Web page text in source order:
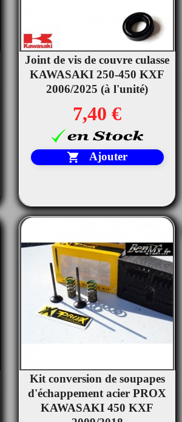
Joint de vis de couvre culasse
KAWASAKI 250-450 KXF
2006/2025 (à l'unité)
7,40 €
 Ajouter
Aperçu rapide
Kit conversion de soupapes
d'échappement acier PROX
KAWASAKI 450 KXF
Aperçu rapide